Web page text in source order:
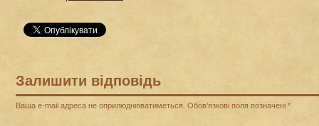
Залишити відповідь
Ваша e-mail адреса не оприлюднюватиметься. Обов’язкові поля позначені *